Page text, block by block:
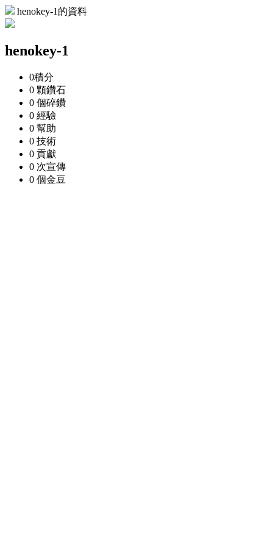
henokey-1的資料
henokey-1
0積分
0 顆鑽石
0 個碎鑽
0 經驗
0 幫助
0 技術
0 貢獻
0 次宣傳
0 個金豆